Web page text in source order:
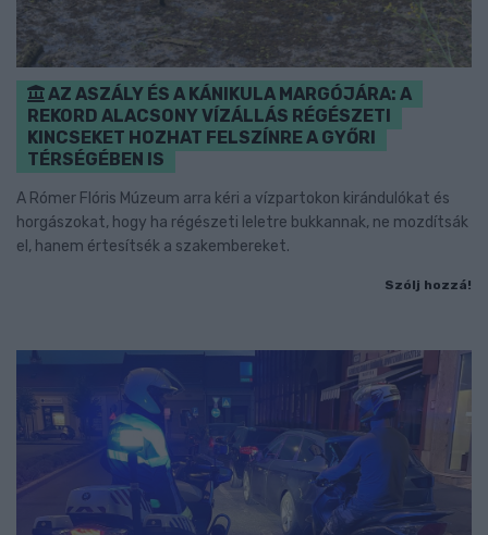
AZ ASZÁLY ÉS A KÁNIKULA MARGÓJÁRA: A
REKORD ALACSONY VÍZÁLLÁS RÉGÉSZETI
KINCSEKET HOZHAT FELSZÍNRE A GYŐRI
TÉRSÉGÉBEN IS
A Rómer Flóris Múzeum arra kéri a vízpartokon kirándulókat és
horgászokat, hogy ha régészeti leletre bukkannak, ne mozdítsák
el, hanem értesítsék a szakembereket.
Szólj hozzá!